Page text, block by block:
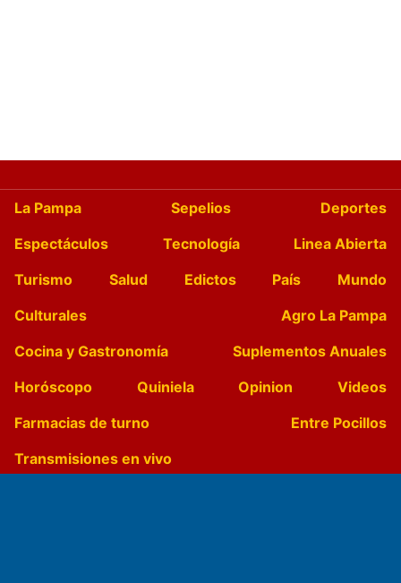
La Pampa Sepelios
Deportes
Espectáculos
Tecnología
Linea Abierta
Turismo
Salud Edictos País
Mundo
Culturales
Agro La Pampa
Cocina y Gastronomía
Suplementos Anuales
Horóscopo
Quiniela Opinion
Videos
Farmacias de turno
Entre Pocillos
Transmisiones en vivo